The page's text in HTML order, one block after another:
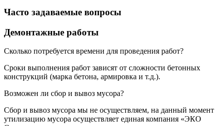
Часто задаваемые вопросы
Демонтажные работы
Сколько потребуется времени для проведения работ?
Сроки выполнения работ зависят от сложности бетонных
конструкций (марка бетона, армировка и т.д.).
Возможен ли сбор и вывоз мусора?
Сбор и вывоз мусора мы не осуществляем, на данный момент
утилизацию мусора осуществляет единая компания «ЭКО